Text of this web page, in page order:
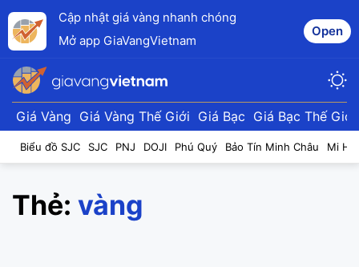
Cập nhật giá vàng nhanh chóng
Mở app GiaVangVietnam
Open
Giá Vàng Giá Vàng Thế Giới Giá Bạc Giá Bạc Thế Giới
Biểu đồ SJC SJC PNJ DOJI Phú Quý Bảo Tín Minh Châu Mi
Thẻ: vàng